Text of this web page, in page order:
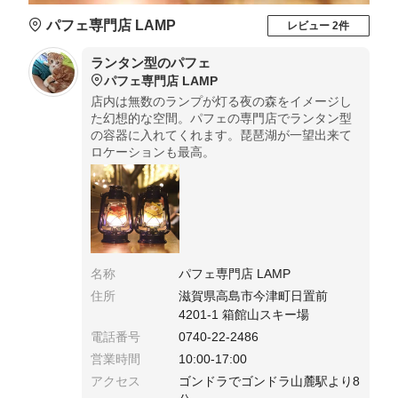
パフェ専門店 LAMP レビュー 2件
ランタン型のパフェ
パフェ専門店 LAMP
店内は無数のランプが灯る夜の森をイメージし
た幻想的な空間。パフェの専門店でランタン型
の容器に入れてくれます。琵琶湖が一望出来て
ロケーションも最高。
名称
パフェ専門店 LAMP
住所
滋賀県高島市今津町日置前
4201-1 箱館山スキー場
電話番号
0740-22-2486
営業時間
10:00-17:00
アクセス
ゴンドラでゴンドラ山麓駅より8